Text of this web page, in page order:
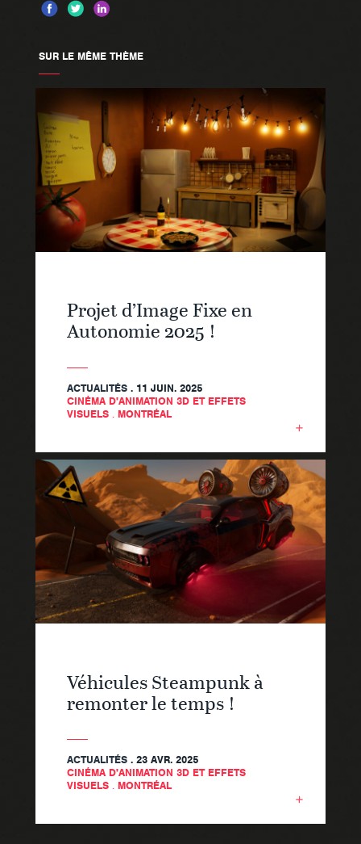
SUR LE MÊME THÈME
Projet d’Image Fixe en
Autonomie 2025 !
ACTUALITÉS. 11 JUIN. 2025
CINÉMA D'ANIMATION 3D ET EFFETS
VISUELS. MONTRÉAL
Véhicules Steampunk à
remonter le temps !
ACTUALITÉS. 23 AVR. 2025
CINÉMA D'ANIMATION 3D ET EFFETS
VISUELS. MONTRÉAL